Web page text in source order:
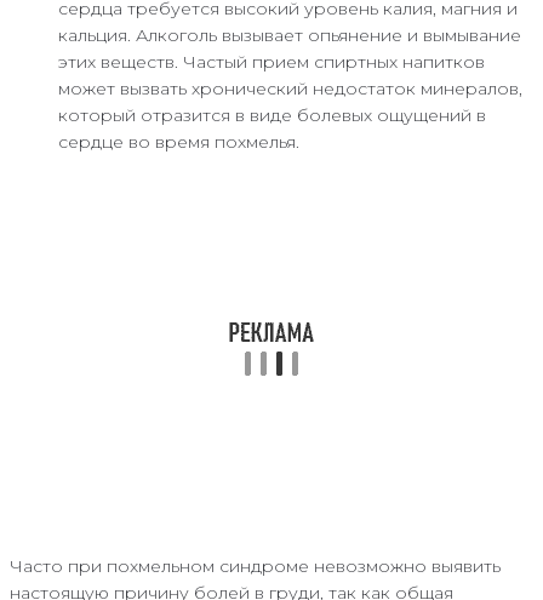
сердца требуется высокий уровень калия, магния и
кальция. Алкоголь вызывает опьянение и вымывание
этих веществ. Частый прием спиртных напитков
может вызвать хронический недостаток минералов,
который отразится в виде болевых ощущений в
сердце во время похмелья.
Часто при похмельном синдроме невозможно выявить
настоящую причину болей в груди, так как общая